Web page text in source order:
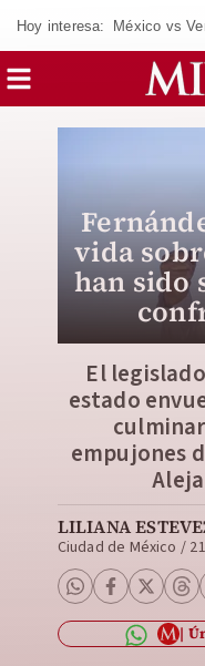
Hoy interesa: México vs
vida
han sido
El
estado
empujones
LILIANA
Ciudad de México /